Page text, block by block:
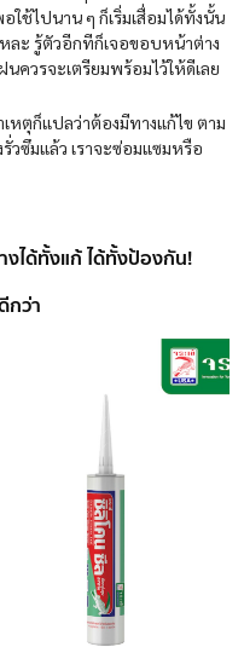
ใช้ไปนาน ๆ ก็เริ่มเสื่อมได้ทั้งนั้น
ละ รู้ตัวอีกทีก็เจอขอบหน้าต่าง
ควรจะเตรียมพร้อมไว้ให้ดีเลย
หตุก็แปลว่าต้องมีทางแก้ไข ตาม
วซึมแล้ว เราจะซ่อมแซมหรือ
ได้ทั้งแก้ ได้ทั้งป้องกัน!
กว่า